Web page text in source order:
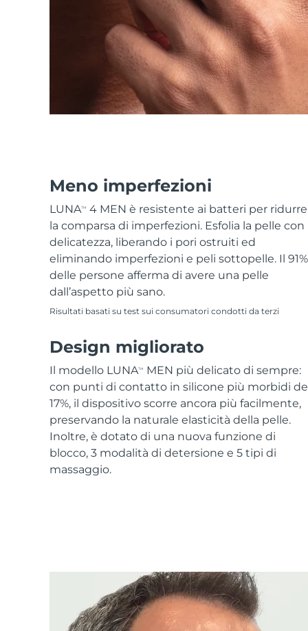
Meno imperfezioni
LUNATM
4 MEN è resistente ai batteri per ridurre
la comparsa di imperfezioni. Esfolia la pelle con
delicatezza, liberando i pori ostruiti ed
eliminando imperfezioni e peli sottopelle. Il 91%
delle persone afferma di avere una pelle
dall’aspetto più sano.
Risultati basati su test sui consumatori condotti da terzi
Design migliorato
Il modello LUNATM
MEN più delicato di sempre:
con punti di contatto in silicone più morbidi
17%, il dispositivo scorre ancora più facilmente,
preservando la naturale elasticità della pelle.
Inoltre, è dotato di una nuova funzione di
blocco, 3 modalità di detersione e 5 tipi di
massaggio.
All acne treatment devices
All revitalizing eye massagers
Skincare KIWI™
Advanced pore care essentials
For healthy hair
issa™ Teeth Whitening Gel
18% PAP
Uomini
CHI SIAMO